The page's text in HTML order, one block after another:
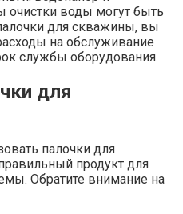
очистки воды могут быть
для скважины, вы
на обслуживание
службы оборудования.
для
палочки для
продукт для
Обратите внимание на